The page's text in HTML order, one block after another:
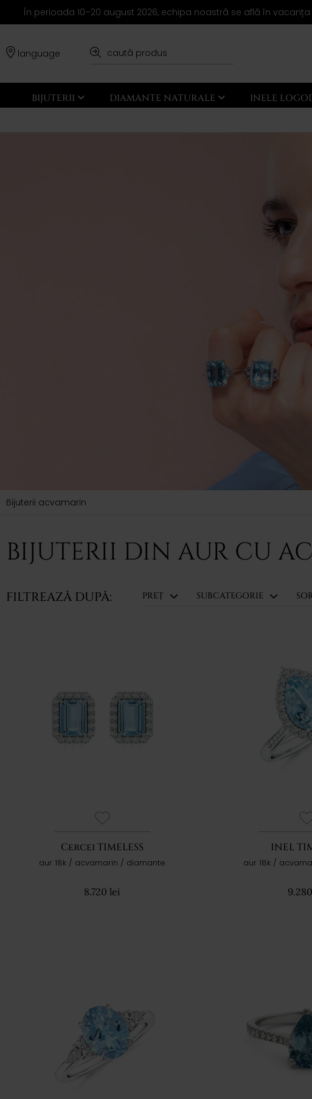
În perioada 10–20 august 2026, echipa noastră se află în
language
BIJUTERII DIAMANTE NATURALE INELE
Bijuterii acvamarin
BIJUTERII DIN AUR CU
FILTREAZĂ DUPĂ: PREȚ SUBCATEGORIE
Cercei TIMELESS
aur 18k / acvamarin / diamante
8.720 lei
INEL
aur 18k /